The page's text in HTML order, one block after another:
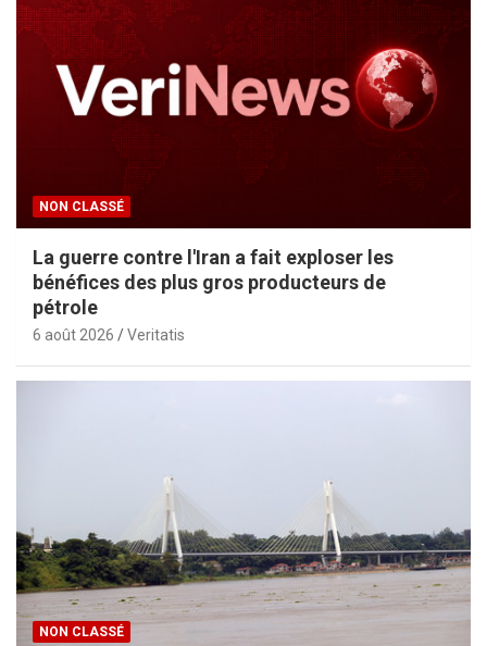
NON CLASSÉ
La guerre contre l'Iran a fait exploser les
bénéfices des plus gros producteurs de
pétrole
6 août 2026 Veritatis
NON CLASSÉ